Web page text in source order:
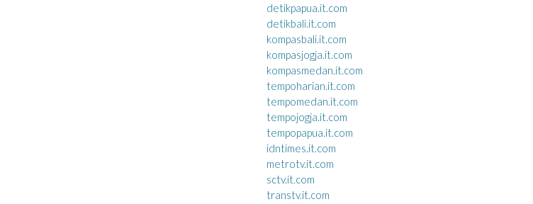
detikpapua.it.com
detikbali.it.com
kompasbali.it.com
kompasjogja.it.com
kompasmedan.it.com
tempoharian.it.com
tempomedan.it.com
tempojogja.it.com
tempopapua.it.com
idntimes.it.com
metrotv.it.com
sctv.it.com
transtv.it.com